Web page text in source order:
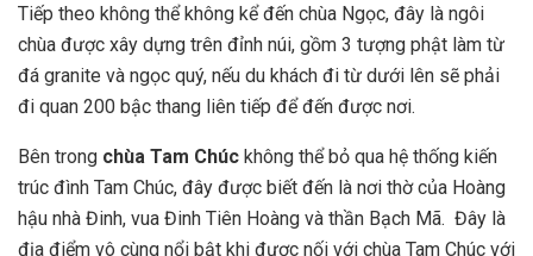
Tiếp theo không thể không kể đến chùa Ngọc, đây là ngôi
chùa được xây dựng trên đỉnh núi, gồm 3 tượng phật làm từ
đá granite và ngọc quý, nếu du khách đi từ dưới lên sẽ phải
đi quan 200 bậc thang liên tiếp để đến được nơi.
Bên trong chùa Tam Chúc không thể bỏ qua hệ thống kiến
trúc đình Tam Chúc, đây được biết đến là nơi thờ của Hoàng
hậu nhà Đinh, vua Đinh Tiên Hoàng và thần Bạch Mã. Đây là
địa điểm vô cùng nổi bật khi được nối với chùa Tam Chúc với